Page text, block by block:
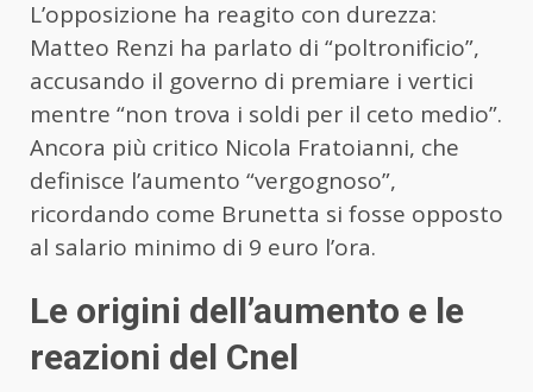
L’opposizione ha reagito con durezza:
Matteo Renzi ha parlato di “poltronificio”,
accusando il governo di premiare i vertici
mentre “non trova i soldi per il ceto medio”.
Ancora più critico Nicola Fratoianni, che
definisce l’aumento “vergognoso”,
ricordando come Brunetta si fosse opposto
al salario minimo di 9 euro l’ora.
Le origini dell’aumento e le
reazioni del Cnel